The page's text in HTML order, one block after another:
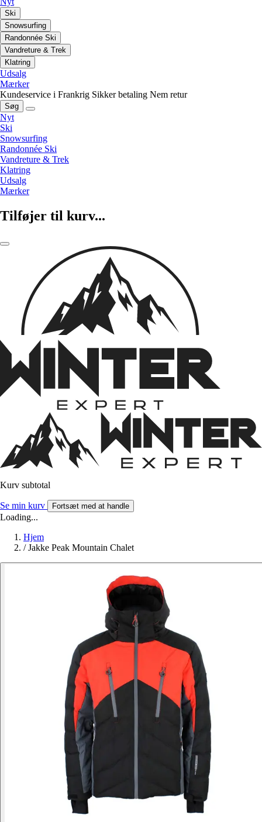
Ski
Snowsurfing
Randonnée Ski
Vandreture & Trek
Klatring
Udsalg
Mærker
Kundeservice i Frankrig Sikker betaling Nem retur
Søg
Nyt
Ski
Snowsurfing
Randonnée Ski
Vandreture & Trek
Klatring
Udsalg
Mærker
Tilføjer til kurv...
Kurv subtotal
Se min kurv Fortsæt med at handle
Loading...
Hjem
/ Jakke Peak Mountain Chalet